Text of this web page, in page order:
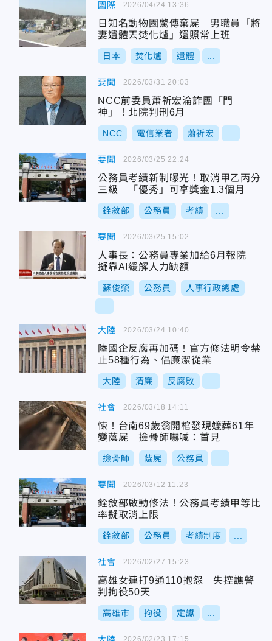
國際
日知名動物園驚傳棄屍 男職員「將
妻遺體丟焚化爐」還照常上班
日本 焚化爐 遺體
2026/04/24 13:36
要聞
NCC前委員蕭祈宏淪詐團「門
神」！北院判刑6月
NCC 電信業者 蕭祈宏
2026/03/31 20:03
要聞
公務員考績新制曝光！取消甲乙丙分
三級 「優秀」可拿獎金1.3個月
銓敘部 公務員 考績
2026/03/25 22:24
要聞
人事長：公務員專業加給6月報院
擬靠AI緩解人力缺額
蘇俊榮 公務員 人事行政總處
2026/03/25 15:02
大陸
陸國企反腐再加碼！官方修法明令禁
止58種行為、倡廉潔從業
大陸 清廉 反腐敗
2026/03/24 10:40
社會
悚！台南69歲翁開棺發現嬤葬61年
變蔭屍 撿骨師嚇喊：首見
撿骨師 蔭屍 公務員
2026/03/18 14:11
要聞
銓敘部啟動修法！公務員考績甲等比
率擬取消上限
銓敘部 公務員 考績制度
2026/03/12 11:23
社會
高雄女連打9通110抱怨 失控譙警
判拘役50天
高雄市 拘役 定讞
2026/02/27 15:23
2026/02/23 17:15